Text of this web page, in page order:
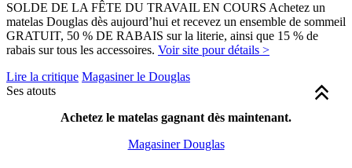
SOLDE DE LA FÊTE DU TRAVAIL EN COURS Achetez un
matelas Douglas dès aujourd’hui et recevez un ensemble de sommeil
GRATUIT, 50 % DE RABAIS sur la literie, ainsi que 15 % de
rabais sur tous les accessoires. Voir site pour détails >
Lire la critique Magasiner le Douglas
Ses atouts
Période d’essai de 365 nuitspour vous assurer d’aimer
de seulement 799 $ pour un matelas
Le soutien des rebords et l’isolation de mouvement sont pris en
matelas. Les notes correspondantes sont affichées en vert (note de
Achetez le matelas gagnant dès maintenant.
Magasiner Douglas